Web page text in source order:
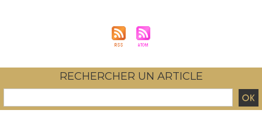
RECHERCHER UN ARTICLE